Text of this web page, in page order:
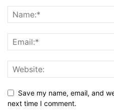
Save my name, email, and
next time I comment.